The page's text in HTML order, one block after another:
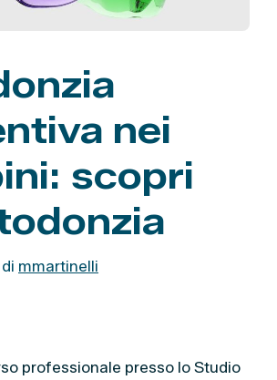
nei
scopri
di mmartinelli
professionale presso lo Studio